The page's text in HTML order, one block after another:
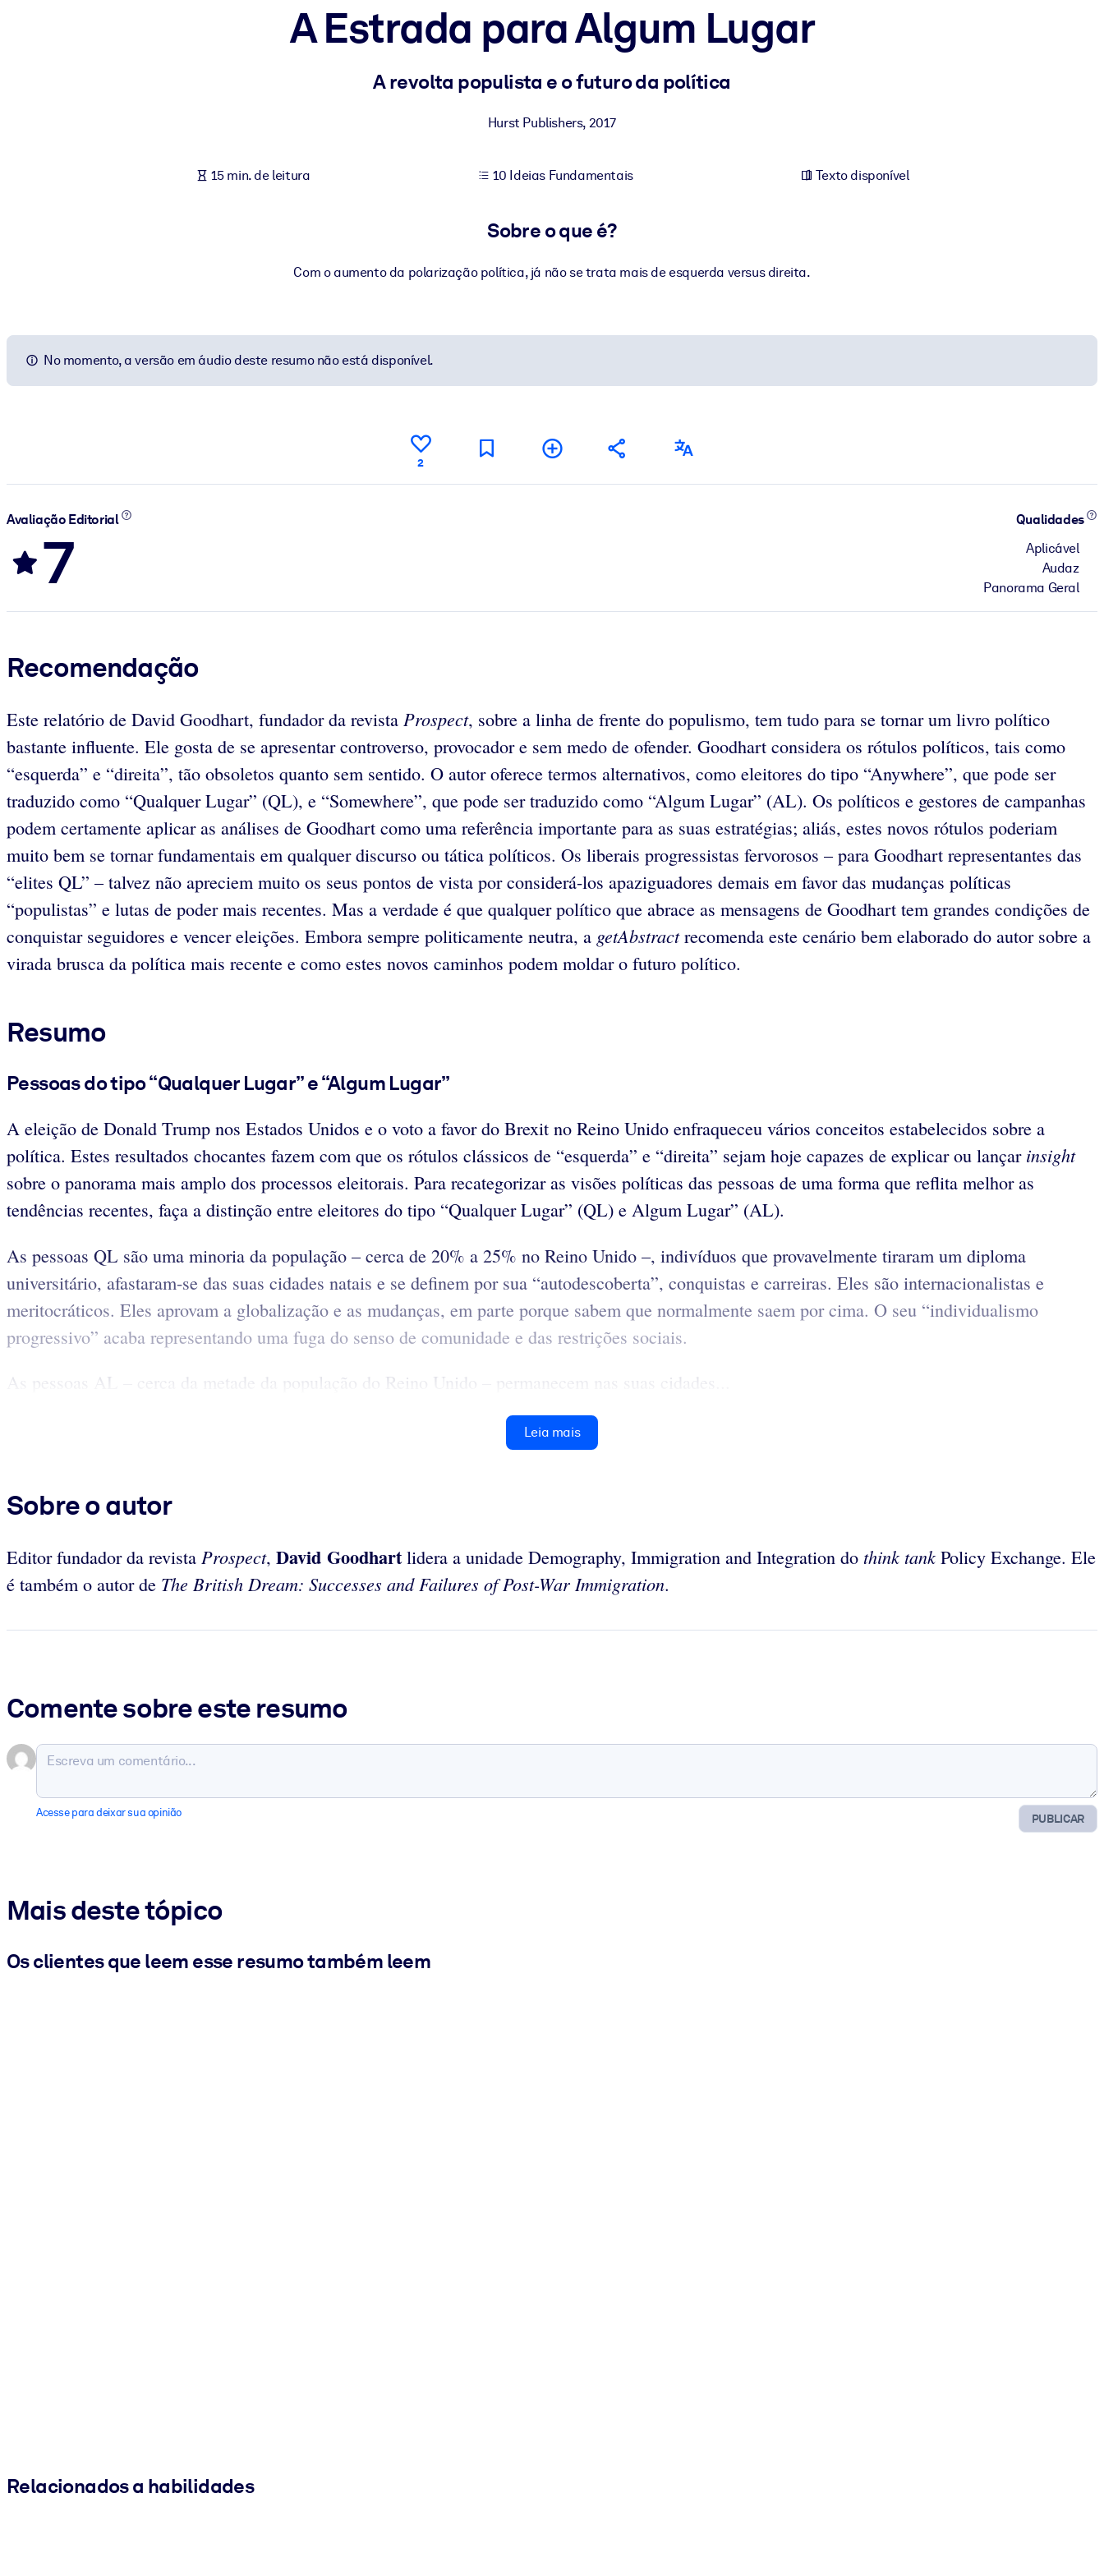
Enriqueça sua biblioteca corporativa com conhecimento de negócios confiável e pronto para uso.
Alimente seus sistemas de IA com conhecimento confiável e estruturado para melhorar os resultados.
A Estrada para Algum Lugar
A revolta populista e o futuro da política
Hurst Publishers, 2017
15 min. de leitura 10 Ideias Fundamentais Texto disponível
Sobre o que é?
Com o aumento da polarização política, já não se trata mais de esquerda versus direita.
No momento, a versão em áudio deste resumo não está disponível.
2
Avaliação Editorial
7
Qualidades
Aplicável
Audaz
Panorama Geral
Recomendação
Este relatório de David Goodhart, fundador da revista Prospect, sobre a linha de frente do populismo, tem tudo para se tornar um livro político
bastante influente. Ele gosta de se apresentar controverso, provocador e sem medo de ofender. Goodhart considera os rótulos políticos, tais como
“esquerda” e “direita”, tão obsoletos quanto sem sentido. O autor oferece termos alternativos, como eleitores do tipo “Anywhere”, que pode ser
traduzido como “Qualquer Lugar” (QL), e “Somewhere”, que pode ser traduzido como “Algum Lugar” (AL). Os políticos e gestores de campanhas
podem certamente aplicar as análises de Goodhart como uma referência importante para as suas estratégias; aliás, estes novos rótulos poderiam
muito bem se tornar fundamentais em qualquer discurso ou tática políticos. Os liberais progressistas fervorosos – para Goodhart representantes das
“elites QL” – talvez não apreciem muito os seus pontos de vista por considerá-los apaziguadores demais em favor das mudanças políticas
“populistas” e lutas de poder mais recentes. Mas a verdade é que qualquer político que abrace as mensagens de Goodhart tem grandes condições de
conquistar seguidores e vencer eleições. Embora sempre politicamente neutra, a getAbstractrecomenda este cenário bem elaborado do autor sobre a
virada brusca da política mais recente e como estes novos caminhos podem moldar o futuro político.
Resumo
Pessoas do tipo “Qualquer Lugar” e “Algum Lugar”
A eleição de Donald Trump nos Estados Unidos e o voto a favor do Brexit no Reino Unido enfraqueceu vários conceitos estabelecidos sobre a
política. Estes resultados chocantes fazem com que os rótulos clássicos de “esquerda” e “direita” sejam hoje capazes de explicar ou lançar insight
sobre o panorama mais amplo dos processos eleitorais. Para recategorizar as visões políticas das pessoas de uma forma que reflita melhor as
tendências recentes, faça a distinção entre eleitores do tipo “Qualquer Lugar” (QL) e Algum Lugar” (AL).
As pessoas QL são uma minoria da população – cerca de 20% a 25% no Reino Unido –, indivíduos que provavelmente tiraram um diploma
universitário, afastaram-se das suas cidades natais e se definem por sua “autodescoberta”, conquistas e carreiras. Eles são internacionalistas e
meritocráticos. Eles aprovam a globalização e as mudanças, em parte porque sabem que normalmente saem por cima. O seu “individualismo
progressivo” acaba representando uma fuga do senso de comunidade e das restrições sociais.
As pessoas AL – cerca da metade da população do Reino Unido – permanecem nas suas cidades...
Leia mais
Sobre o autor
Editor fundador da revista Prospect, David Goodhartlidera a unidade Demography, Immigration and Integration do think tank Policy Exchange. Ele
é também o autor de The British Dream: Successes and Failures of Post-War Immigration.
Comente sobre este resumo
PUBLICAR
Acesse para deixar sua opinião
Mais deste tópico
Os clientes que leem esse resumo também leem
Relacionados a habilidades